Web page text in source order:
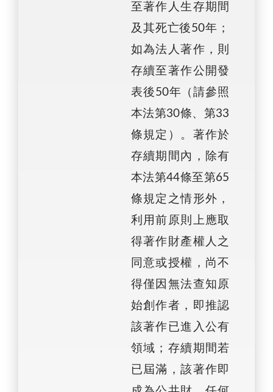
至著作人生存期間
及其死亡後50年；
如為法人著作，則
存續至著作公開發
表後50年（請參照
本法第30條、第33
條規定）。著作於
存續期間內，除有
本法第44條至第65
條規定之情形外，
利用前原則上應取
得著作財產權人之
同意或授權，尚不
得僅因無法查知原
始創作者，即推認
該著作已進入公有
領域；存續期間若
已屆滿，該著作即